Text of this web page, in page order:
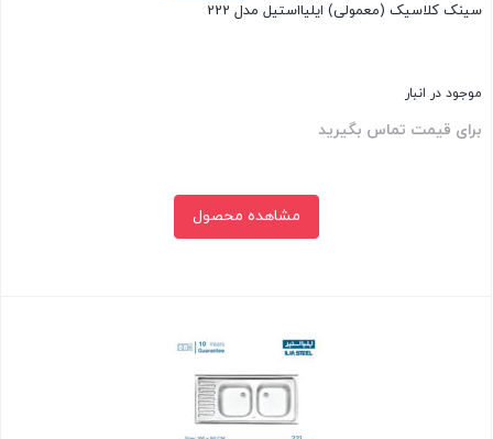
سینک کلاسیک (معمولی) ایلیااستیل مدل 222
موجود در انبار
برای قیمت تماس بگیرید
مشاهده محصول